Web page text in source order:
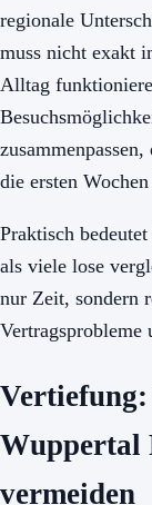
regionale
muss nicht exakt
Alltag
die ersten
Praktisch
als viele lose
nur Zeit, sondern
Vertragsprobleme
Wuppertal
vermeiden